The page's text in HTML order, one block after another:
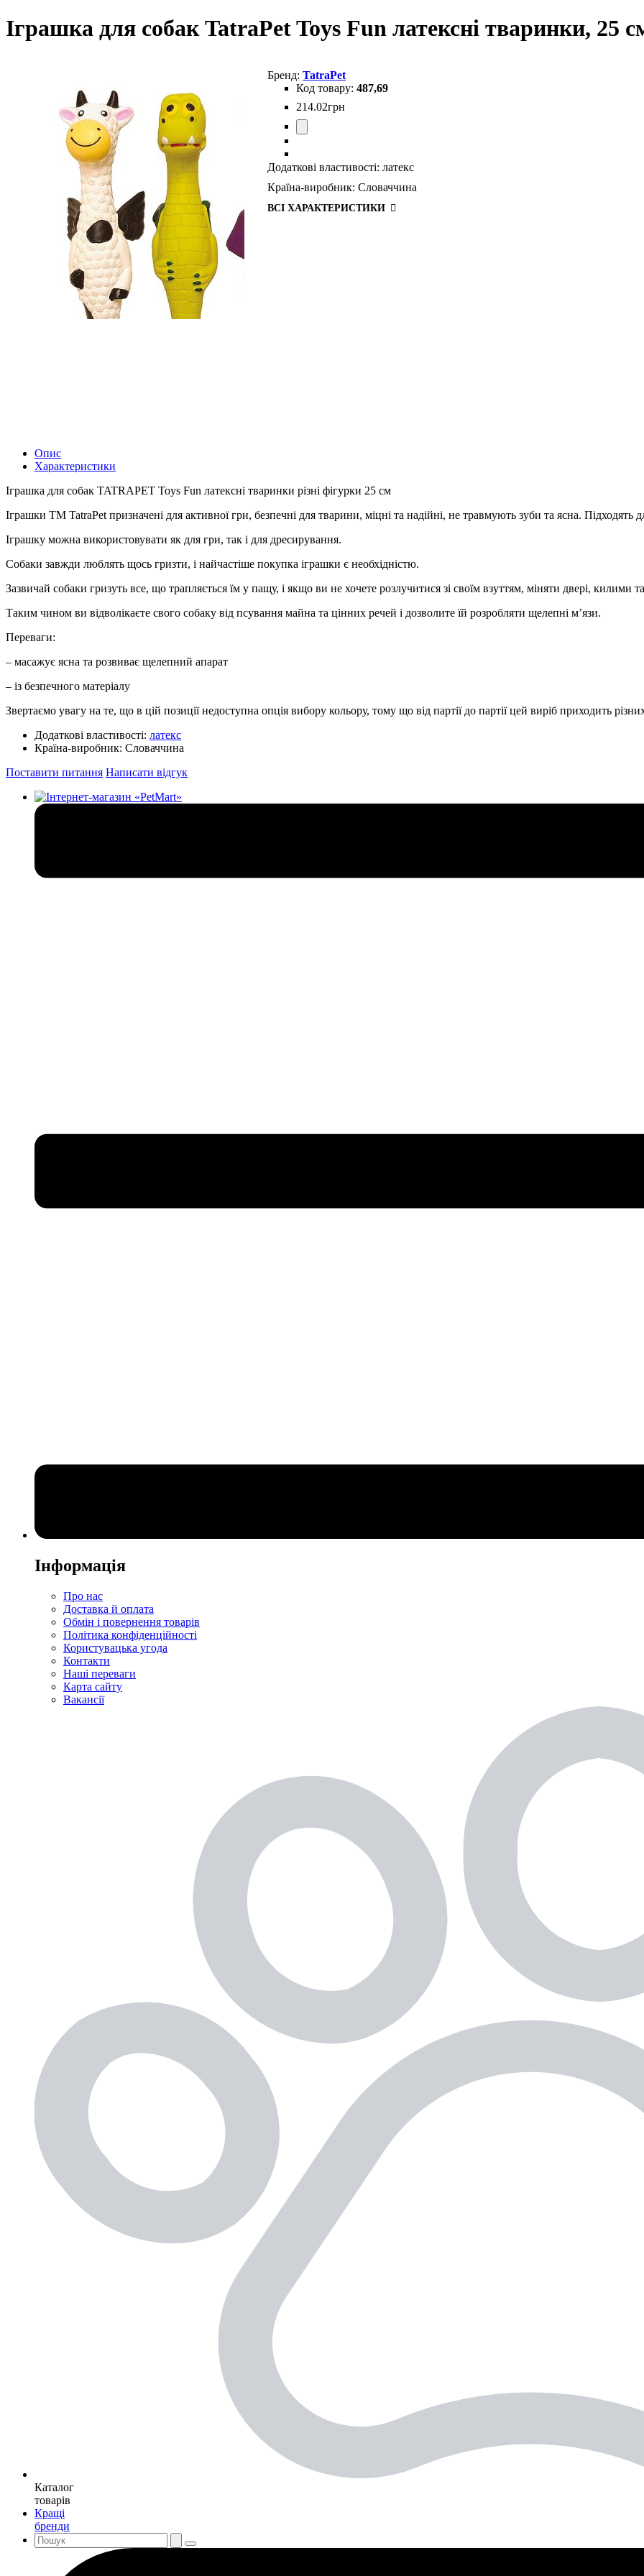
Іграшка для собак TatraPet Toys Fun латексні тваринки, 25
TatraPet
487,69
214.02грн
Додаткові властивості: латекс
Країна-виробник: Словаччина
ВСІ ХАРАКТЕРИСТИКИ
Опис
Характеристики
Іграшка для собак TATRAPET Toys Fun латексні тваринки різні фігурки 25 см
Іграшки ТМ TatraPet призначені для активної гри, безпечні для тварини, міцні та надійні, не травмують зуби та ясна. Підходять
Іграшку можна використовувати як для гри, так і для дресирування.
Собаки завжди люблять щось гризти, і найчастіше покупка іграшки є необхідністю.
Зазвичай собаки гризуть все, що трапляється їм у пащу, і якщо ви не хочете розлучитися зі своїм взуттям, міняти двері, килими
Таким чином ви відволікаєте свого собаку від псування майна та цінних речей і дозволите їй розробляти щелепні м’язи.
Переваги:
– масажує ясна та розвиває щелепний апарат
– із безпечного матеріалу
Звертаємо увагу на те, що в цій позиції недоступна опція вибору кольору, тому що від партії до партії цей виріб приходить
Додаткові властивості: латекс
Країна-виробник: Словаччина
Поставити питання Написати відгук
Інформація
Про нас
Доставка й оплата
Обмін і повернення товарів
Політика конфіденційності
Користувацька угода
Контакти
Наші переваги
Карта сайту
Вакансії
Каталог
товарів
Кращі
бренди